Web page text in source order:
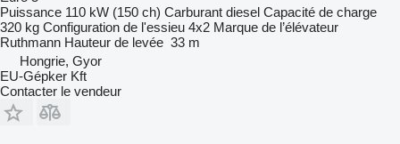
Puissance 110 kW (150 ch) Carburant diesel Capacité de charge
320 kg Configuration de l'essieu 4x2 Marque de l’élévateur
Ruthmann Hauteur de levée 33 m
Hongrie, Gyor
EU-Gépker Kft
Contacter le vendeur